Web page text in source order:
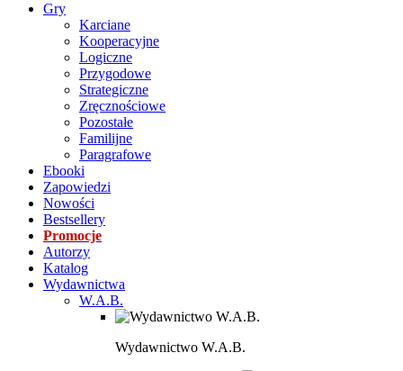
Gry
Karciane
Kooperacyjne
Logiczne
Przygodowe
Strategiczne
Zręcznościowe
Pozostałe
Familijne
Paragrafowe
Ebooki
Zapowiedzi
Nowości
Bestsellery
Promocje
Autorzy
Katalog
Wydawnictwa
W.A.B.
Wydawnictwo W.A.B.